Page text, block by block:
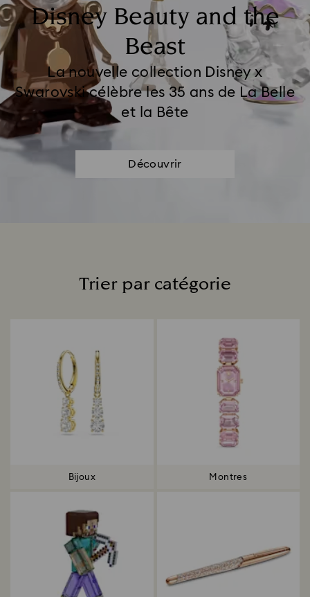
Disney Beauty and the
Beast
La nouvelle collection Disney x
Swarovski célèbre les 35 ans de La Belle
et la Bête
Découvrir
Trier par catégorie
Bijoux Montres